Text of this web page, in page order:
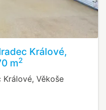
Králové,
m2
Věkoše